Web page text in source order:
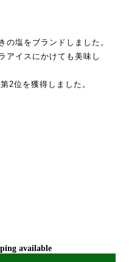
の塩をブランドしました。
アイスにかけても美味し
2位を獲得しました。
available